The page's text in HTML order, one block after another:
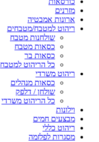
מזרנים
ארונות אמבטיה
ריהוט למטבח/מטבחים
שולחנות מטבח
כסאות מטבח
כסאות בר
כל הריהוט למטבח
ריהוט משרדי
כסאות מנהלים
שולחן / דלפק
כל הריהוט משרדי
וילונות
מבצעים חמים
ריהוט כללי
מסגרות לפלזמה